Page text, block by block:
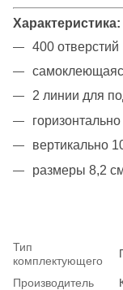
Характеристика:
400 отверстий
2 линии для
вертикально
размеры 8,2
Тип
комплектующего
Производитель